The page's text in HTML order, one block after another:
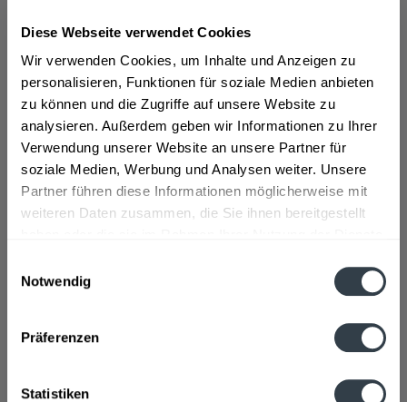
Diese Webseite verwendet Cookies
Wir verwenden Cookies, um Inhalte und Anzeigen zu
personalisieren, Funktionen für soziale Medien anbieten
zu können und die Zugriffe auf unsere Website zu
analysieren. Außerdem geben wir Informationen zu Ihrer
Verwendung unserer Website an unsere Partner für
soziale Medien, Werbung und Analysen weiter. Unsere
Partner führen diese Informationen möglicherweise mit
weiteren Daten zusammen, die Sie ihnen bereitgestellt
Notwendig
Präferenzen
Statistiken
Inhalt0.7 Liter(11,36 € * / 1 Liter)
7,95 € *
In den
Hinzugefügt
Nuss 0,7l
Inhalt0.7 Liter(29,11 € * / 1 Liter)
20,37 € *
In den
Hinzugefügt